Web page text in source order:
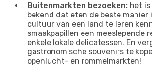
Buitenmarkten bezoeken: het is
bekend dat eten de beste manier
cultuur van een land te leren
smaakpapillen een meeslepende
enkele lokale delicatessen. En
gastronomische souvenirs te
openlucht- en rommelmarkten!